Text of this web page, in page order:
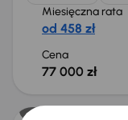
Miesięczna rata
od 458 zł
Cena
77 000 zł